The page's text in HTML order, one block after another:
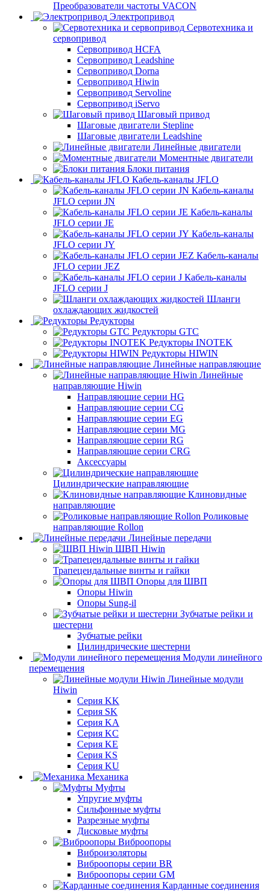
Преобразователи частоты VACON
Электропривод
Сервотехника и
сервопривод
Сервопривод HCFA
Сервопривод Leadshine
Сервопривод Dorna
Сервопривод Hiwin
Сервопривод Servoline
Сервопривод iServo
Шаговый привод
Шаговые двигатели Stepline
Шаговые двигатели Leadshine
Линейные двигатели
Моментные двигатели
Блоки питания
Кабель-каналы JFLO
Кабель-каналы
JFLO серии JN
Кабель-каналы
JFLO серии JE
Кабель-каналы
JFLO серии JY
Кабель-каналы
JFLO серии JEZ
Кабель-каналы
JFLO серии J
Шланги
охлаждающих жидкостей
Редукторы
Редукторы GTC
Редукторы INOTEK
Редукторы HIWIN
Линейные направляющие
Линейные
направляющие Hiwin
Направляющие серии HG
Направляющие серии CG
Направляющие серии EG
Направляющие серии MG
Направляющие серии RG
Направляющие серии CRG
Аксессуары
Цилиндрические направляющие
Клиновидные
направляющие
Роликовые
направляющие Rollon
Линейные передачи
ШВП Hiwin
Трапецеидальные винты и гайки
Опоры для ШВП
Опоры Hiwin
Опоры Sung-il
Зубчатые рейки и
шестерни
Зубчатые рейки
Цилиндрические шестерни
Модули линейного
перемещения
Линейные модули
Hiwin
Серия KK
Серия SK
Серия KA
Серия KC
Серия KE
Серия KS
Серия KU
Механика
Муфты
Упругие муфты
Сильфонные муфты
Разрезные муфты
Дисковые муфты
Виброопоры
Виброизоляторы
Виброопоры серии BR
Виброопоры серии GM
Карданные соединения